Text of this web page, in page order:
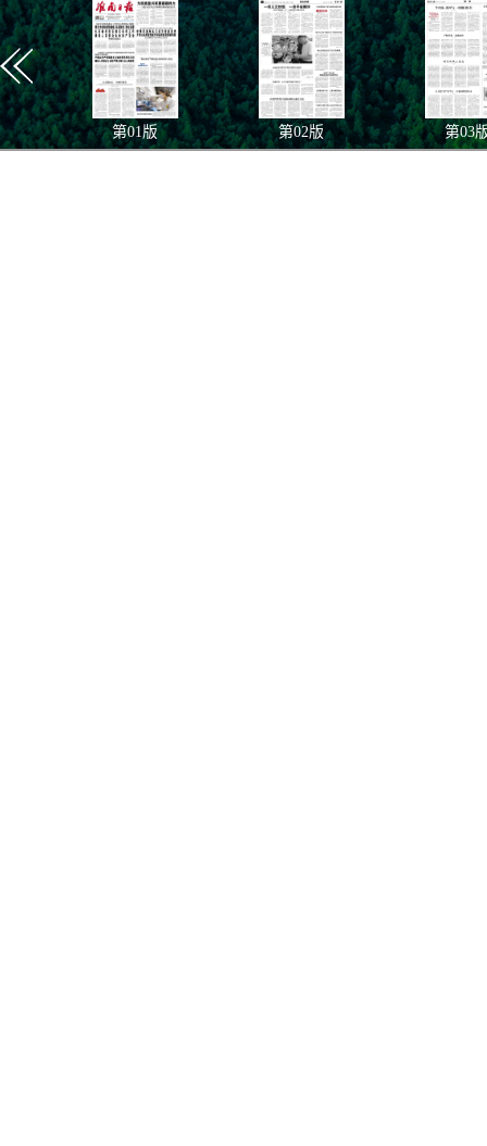
第01版 第02版 第03